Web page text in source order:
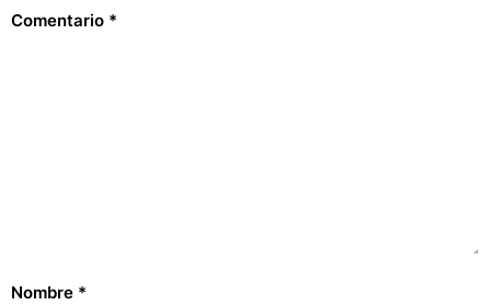
Comentario *
Nombre *